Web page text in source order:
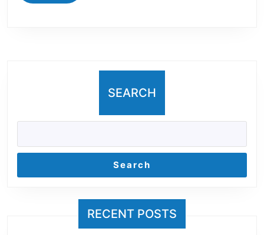
SEARCH
Search
RECENT POSTS